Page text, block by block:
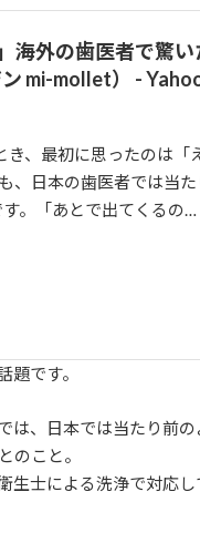
海外の歯医者で驚い
mi-mollet） -
、最初に思ったのは「
、日本の歯医者では当
す。「あとで出てくるの…
題です。
は、日本では当たり前
のこと。
生士による洗浄で対応